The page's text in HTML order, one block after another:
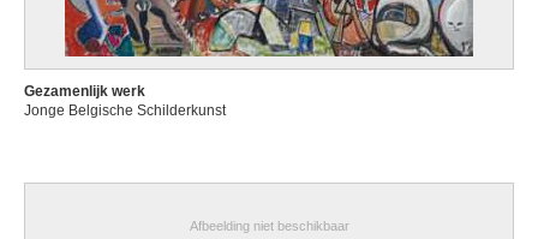
Gezamenlijk werk
Jonge Belgische Schilderkunst
Afbeelding niet beschikbaar